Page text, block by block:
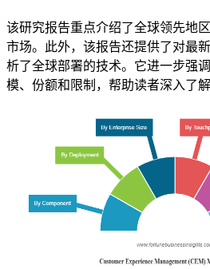
该研究报告重点介绍了全球领先地
市场。此外，该报告还提供了对最
析了全球部署的技术。它进一步强
模、份额和限制，帮助读者深入了解